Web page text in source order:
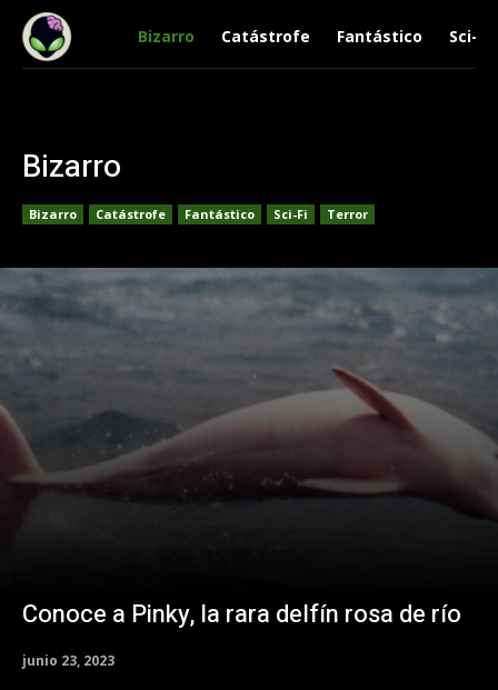
Bizarro Catástrofe Fantástico Sci-Fi
Bizarro
Bizarro Catástrofe Fantástico Sci-Fi Terror
Conoce a Pinky, la rara delfín rosa de río
junio 23, 2023